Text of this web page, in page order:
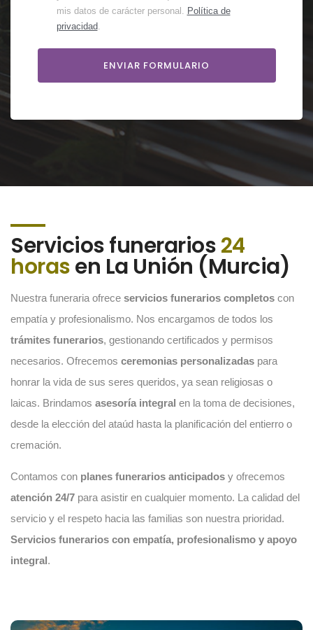
mis datos de carácter personal. Política de
privacidad.
Servicios funerarios24
horasen La Unión (Murcia)
Nuestra funeraria ofrece servicios funerarios completos con
empatía y profesionalismo. Nos encargamos de todos los
trámites funerarios, gestionando certificados y permisos
necesarios. Ofrecemos ceremonias personalizadas para
honrar la vida de sus seres queridos, ya sean religiosas o
laicas. Brindamos asesoría integral en la toma de decisiones,
desde la elección del ataúd hasta la planificación del entierro o
cremación.
Contamos con planes funerarios anticipados y ofrecemos
atención 24/7 para asistir en cualquier momento. La calidad del
servicio y el respeto hacia las familias son nuestra prioridad.
Servicios funerarios con empatía, profesionalismo y apoyo
integral.